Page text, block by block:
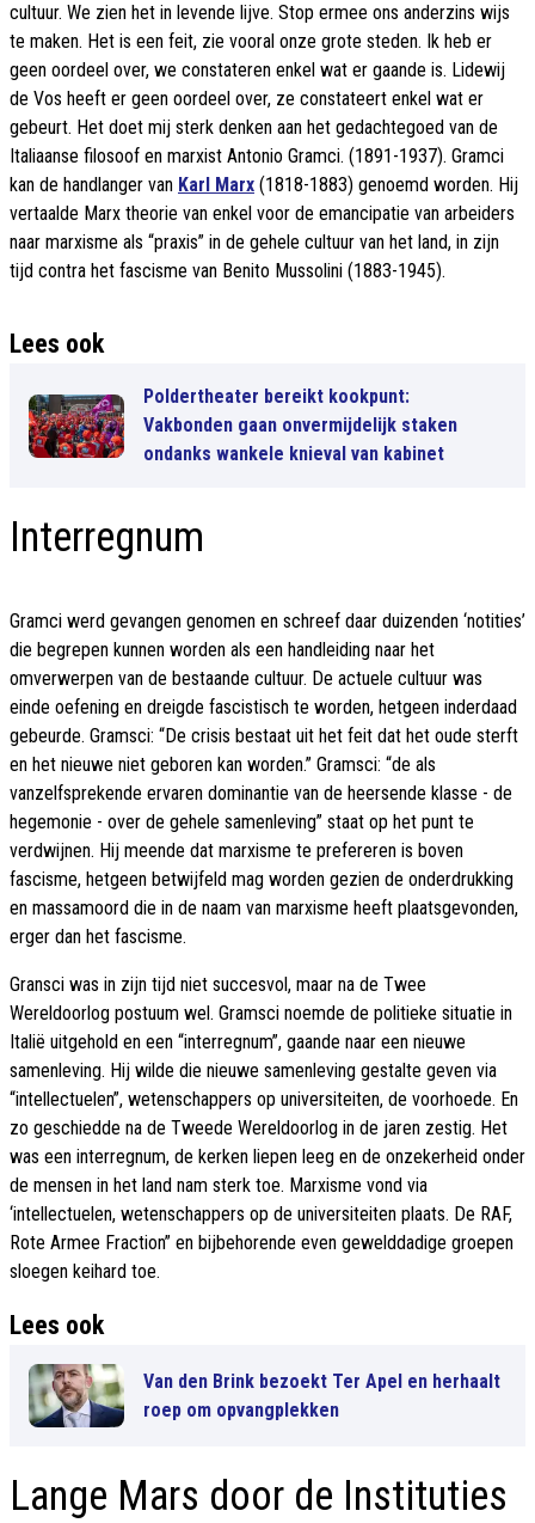
cultuur. We zien het in levende lijve. Stop ermee ons anderzins wijs
te maken. Het is een feit, zie vooral onze grote steden. Ik heb er
geen oordeel over, we constateren enkel wat er gaande is. Lidewij
de Vos heeft er geen oordeel over, ze constateert enkel wat er
gebeurt. Het doet mij sterk denken aan het gedachtegoed van de
Italiaanse filosoof en marxist Antonio Gramci. (1891-1937). Gramci
kan de handlanger van Karl Marx (1818-1883) genoemd worden. Hij
vertaalde Marx theorie van enkel voor de emancipatie van arbeiders
naar marxisme als “praxis” in de gehele cultuur van het land, in zijn
tijd contra het fascisme van Benito Mussolini (1883-1945).
Lees ook
Poldertheater bereikt kookpunt:
Vakbonden gaan onvermijdelijk staken
ondanks wankele knieval van kabinet
Interregnum
Gramci werd gevangen genomen en schreef daar duizenden ‘notities’
die begrepen kunnen worden als een handleiding naar het
omverwerpen van de bestaande cultuur. De actuele cultuur was
einde oefening en dreigde fascistisch te worden, hetgeen inderdaad
gebeurde. Gramsci: “De crisis bestaat uit het feit dat het oude sterft
en het nieuwe niet geboren kan worden.” Gramsci: “de als
vanzelfsprekende ervaren dominantie van de heersende klasse - de
hegemonie - over de gehele samenleving” staat op het punt te
verdwijnen. Hij meende dat marxisme te prefereren is boven
fascisme, hetgeen betwijfeld mag worden gezien de onderdrukking
en massamoord die in de naam van marxisme heeft plaatsgevonden,
erger dan het fascisme.
Gransci was in zijn tijd niet succesvol, maar na de Twee
Wereldoorlog postuum wel. Gramsci noemde de politieke situatie in
Italië uitgehold en een “interregnum”, gaande naar een nieuwe
samenleving. Hij wilde die nieuwe samenleving gestalte geven via
“intellectuelen”, wetenschappers op universiteiten, de voorhoede. En
zo geschiedde na de Tweede Wereldoorlog in de jaren zestig. Het
was een interregnum, de kerken liepen leeg en de onzekerheid onder
de mensen in het land nam sterk toe. Marxisme vond via
‘intellectuelen, wetenschappers op de universiteiten plaats. De RAF,
Rote Armee Fraction” en bijbehorende even gewelddadige groepen
sloegen keihard toe.
Lees ook
Van den Brink bezoekt Ter Apel en herhaalt
roep om opvangplekken
Lange Mars door de Instituties